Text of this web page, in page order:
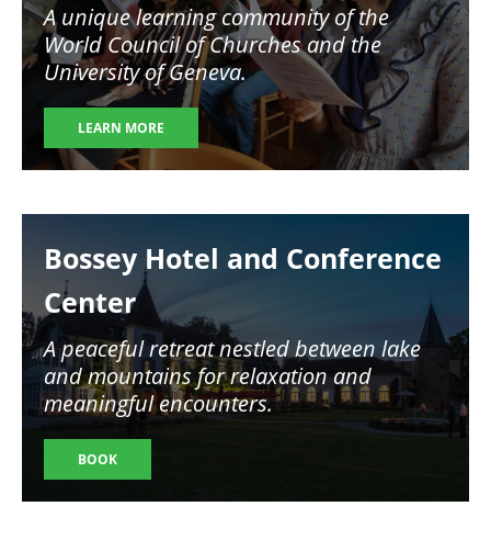
A unique learning community of the
World Council of Churches and the
University of Geneva.
LEARN MORE
Bossey Hotel and Conference
Center
A peaceful retreat nestled between lake
and mountains for relaxation and
meaningful encounters.
BOOK